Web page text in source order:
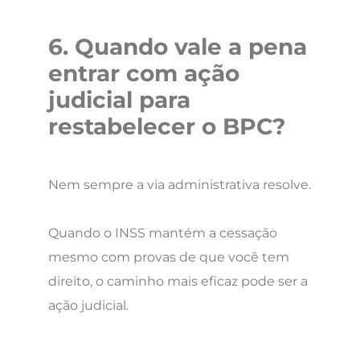
6. Quando vale a pena
entrar com ação
judicial para
restabelecer o BPC?
Nem sempre a via administrativa resolve.
Quando o INSS mantém a cessação
mesmo com provas de que você tem
direito, o caminho mais eficaz pode ser a
ação judicial.